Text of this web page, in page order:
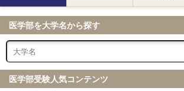
医学部を大学名から探す
医学部受験人気コンテンツ